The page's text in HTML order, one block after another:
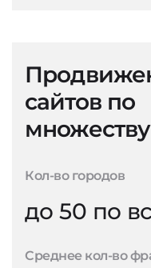
сайтов по
Кол-во городов
до 50 по
Среднее кол-во